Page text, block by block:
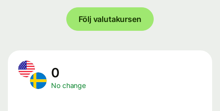
Följ valutakursen
0
No change